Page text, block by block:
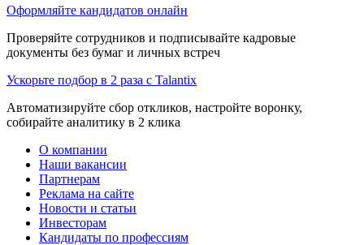
Оформляйте кандидатов онлайн
Проверяйте сотрудников и подписывайте кадровые
документы без бумаг и личных встреч
Ускорьте подбор в 2 раза с Talantix
Автоматизируйте сбор откликов, настройте воронку,
собирайте аналитику в 2 клика
О компании
Наши вакансии
Партнерам
Реклама на сайте
Новости и статьи
Инвесторам
Кандидаты по профессиям